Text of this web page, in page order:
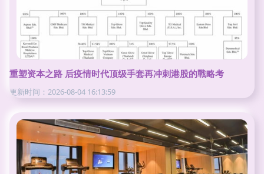
重塑资本之路 后疫情时代顶级手套再冲刺港股的戰略考
更新时间：2026-08-04 16:13:59